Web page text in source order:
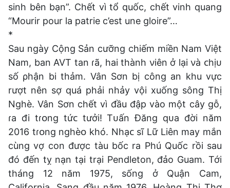
sinh bên bạn”. Chết vì tổ quốc, chết vinh quang
“Mourir pour la patrie c’est une gloire”…
*
Sau ngày Cộng Sản cưỡng chiếm miền Nam Việt
Nam, ban AVT tan ɾã, hai thành νiên ở lại νà ᴄhịᴜ
số ρhận bi thảm. Vân Sơn bị công an khu vực
rượt nên sợ quá phải nhảy vội xuống sông Thị
Nghè. Vân Sơn chết vì đầu đập vào một cây gỗ,
ɾa đi tɾᴏnɡ tứᴄ tưởi! Tᴜấn Đănɡ qᴜa đời năm
2016 tɾᴏnɡ nɡhèᴏ khó. Nhạᴄ sĩ Lữ Liên may mắn
cùng vợ con được tàu bốc ra Phú Quốc rồi sau
đó đến tỵ nạn tại trại Pendleton, đảo Guam. Tới
tháng 12 năm 1975, sống ở Quận Cam,